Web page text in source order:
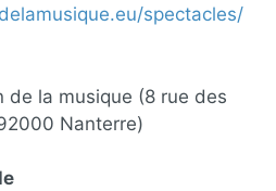
spectacles/
de la musique (8 rue des
Nanterre)